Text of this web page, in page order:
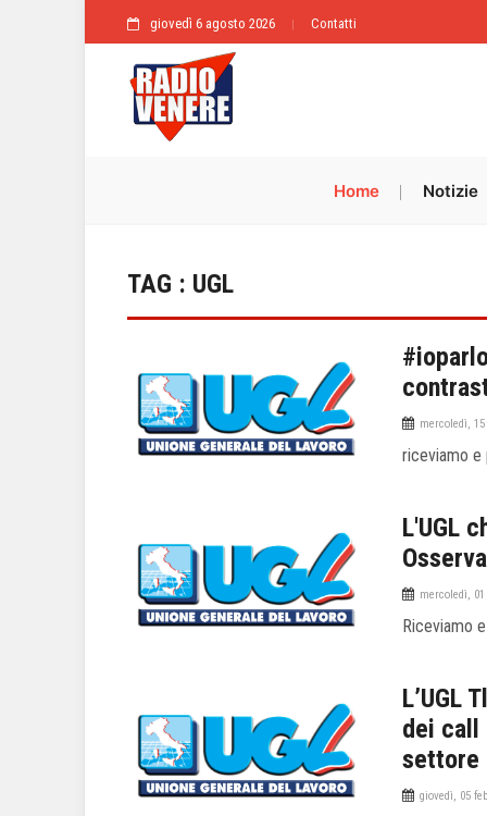
giovedì 6 agosto 2026 Contatti
Home Notizie
TAG : UGL
mercoledì,
riceviamo e
L'UGL
mercoledì,
Riceviamo
L’UGL
dei call
settore
giovedì, 05